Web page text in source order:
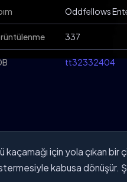
Oddfellows
337
tt32332404
kaçamağı için yola çıkan
kabusa